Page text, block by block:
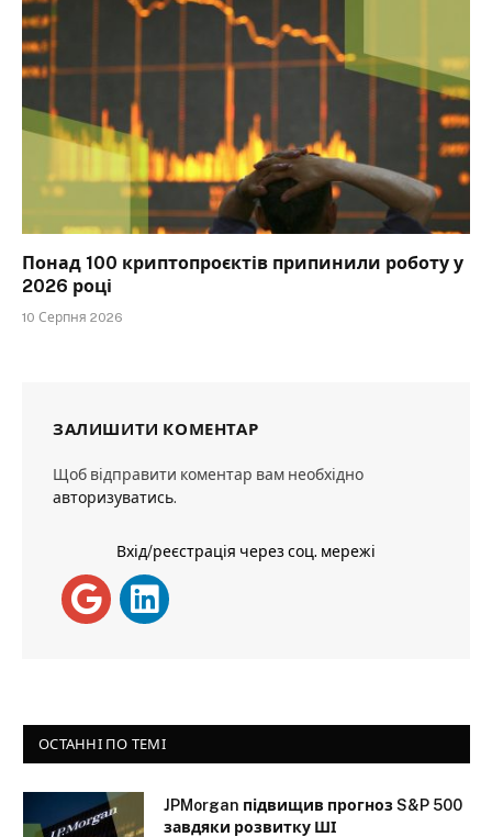
Понад 100 криптопроєктів припинили роботу у
2026 році
10 Серпня 2026
ЗАЛИШИТИ КОМЕНТАР
Щоб відправити коментар вам необхідно
авторизуватись.
Вхід/реєстрація через соц. мережі
ОСТАННІ ПО ТЕМІ
JPMorgan підвищив прогноз S&P 500
завдяки розвитку ШІ